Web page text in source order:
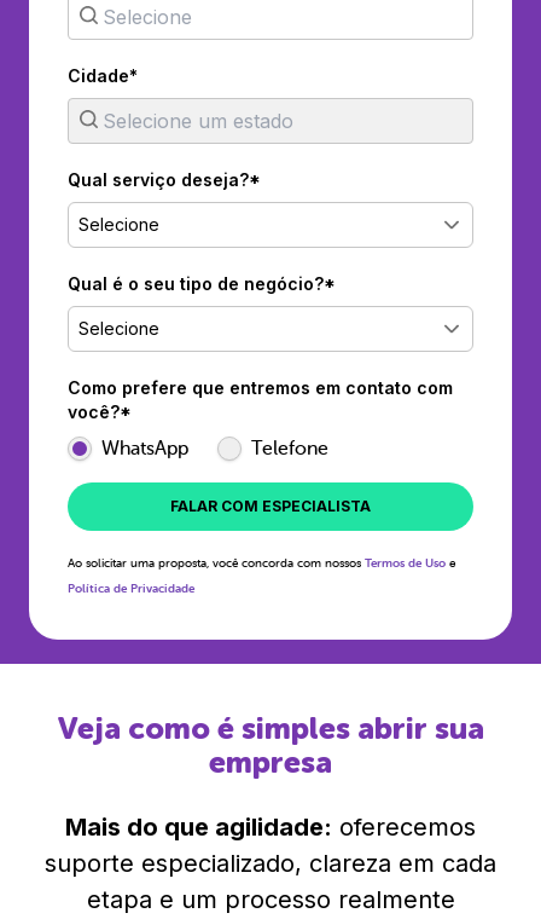
Cidade*
Qual serviço deseja?*
Selecione
Qual é o seu tipo de negócio?*
Selecione
Como prefere que entremos em contato com
você?*
WhatsApp Telefone
FALAR COM ESPECIALISTA
Ao solicitar uma proposta, você concorda com nossos Termos de Uso e
Política de Privacidade
Veja como é simples abrir sua
empresa
Mais do que agilidade: oferecemos
suporte especializado, clareza em cada
etapa e um processo realmente